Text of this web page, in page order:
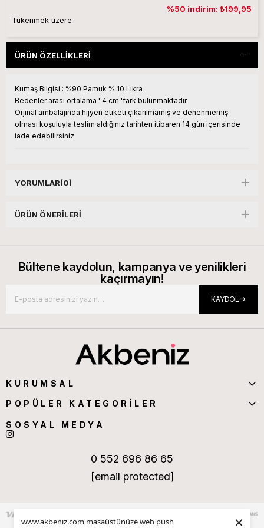
www.akbeniz.com masaüstünüze web push
×
%50 indirim: ₺199,95
Tükenmek üzere
ÜRÜN ÖZELLIKLERI
Kumaş Bilgisi : %90 Pamuk % 10 Likra
Bedenler arası ortalama ' 4 cm 'fark bulunmaktadır.
Orjinal ambalajında,hijyen etiketi çıkarılmamış ve denenmemiş
olması koşuluyla teslim aldığınız tarihten itibaren 14 gün içerisinde
iade edebilirsiniz.
YORUMLAR(0)
ÜRÜN ÖNERILERI
Bültene kaydolun, kampanya ve yenilikleri
kaçırmayın!
KAYDOL
KURUMSAL
POPÜLER KATEGORİLER
SOSYAL MEDYA
0 552 696 86 65
[email protected]